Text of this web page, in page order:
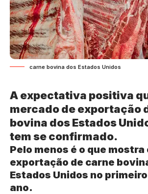
carne bovina dos Estados Unidos
A expectativa positiva
mercado de exportação
bovina dos Estados
tem se confirmado.
Pelo menos é o que mostra
exportação de carne
Estados Unidos no
ano.